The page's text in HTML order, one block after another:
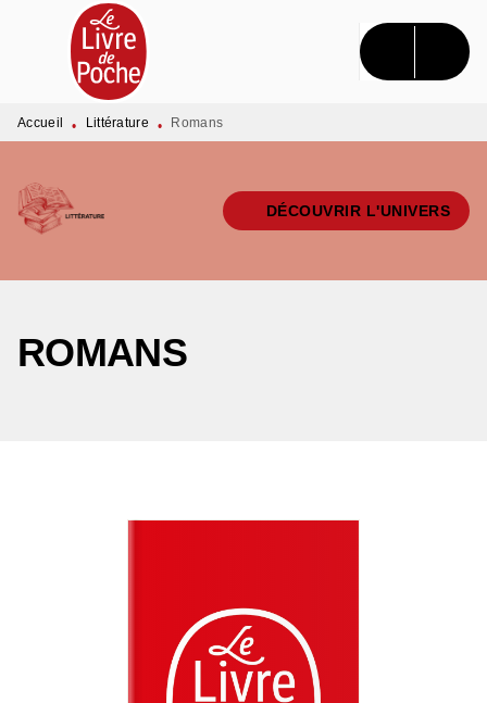
MENU RECHERCHE CONTENU
PIED DE PAGE
Accueil • Littérature • Romans
DÉCOUVRIR L'UNIVERS
ROMANS